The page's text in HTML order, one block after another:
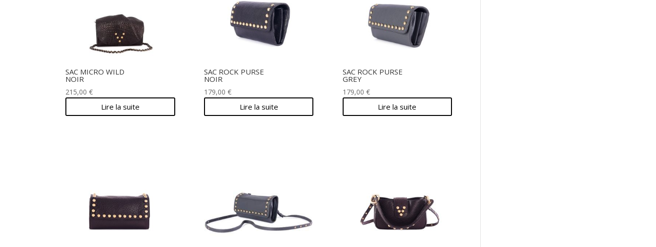
SAC MICRO WILD
NOIR
215,00€
Lire la suite
SAC ROCK PURSE
NOIR
179,00 €
Lire la suite
SAC ROCK PURSE
GREY
179,00 €
Lire la suite